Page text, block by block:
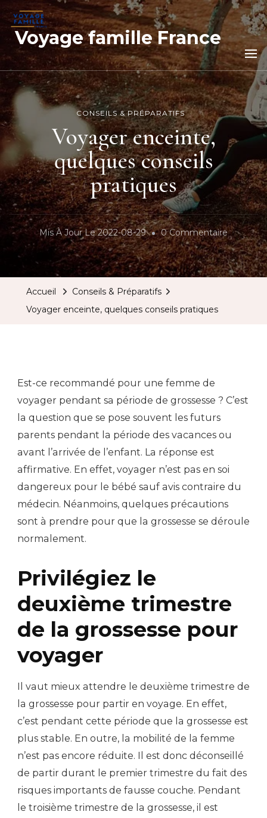
Voyage famille France
CONSEILS & PRÉPARATIFS
Voyager enceinte,
quelques conseils
pratiques
Mis À Jour Le2022-08-29 0 CommentaireSur
Voyager
Enceinte,
Accueil
Conseils & Préparatifs
Voyager enceinte, quelques conseils pratiques
Est-ce recommandé pour une femme de
voyager pendant sa période de grossesse ? C’est
la question que se pose souvent les futurs
parents pendant la période des vacances ou
avant l’arrivée de l’enfant. La réponse est
affirmative. En effet, voyager n’est pas en soi
dangereux pour le bébé sauf avis contraire du
médecin. Néanmoins, quelques précautions
sont à prendre pour que la grossesse se déroule
normalement.
Privilégiez le
deuxième trimestre
de la grossesse pour
voyager
Il vaut mieux attendre le deuxième trimestre de
la grossesse pour partir en voyage. En effet,
c’est pendant cette période que la grossesse est
plus stable. En outre, la mobilité de la femme
n’est pas encore réduite. Il est donc déconseillé
de partir durant le premier trimestre du fait des
risques importants de fausse couche. Pendant
le troisième trimestre de la grossesse, il est